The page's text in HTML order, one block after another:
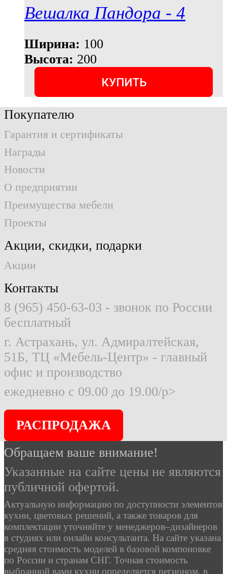
Вешалка Пандора - 4
Ширина: 100
Высота: 200
КУПИТЬ
Покупателю
Гарантия и сертификаты
Награды
Новости
О предприятии
Преимущества мебели
Проекты
Акции, скидки, подарки
Акции
Контакты
8 (965) 450-63-03 - звонок по России
бесплатный
г. Астрахань, ул. Адмиралтейская,
51Б, ТЦ «Мебель-Центр» - главный
офис и производство
ежедневно с 09.00 до 19.00/p>
РАСПРОДАЖА
Обращаем ваше внимание!
Указанные на сайте цены не являются
публичной офертой.
Актуальную информацию по доступности элементов
кухни, цветовых решений, а также товаров для
комплектации уточняйте у менеджеров–дизайнеров
в студиях или онлайн консультанта. На сайте указана
средняя стоимость моделей в базовой компоновке
по России и странам СНГ. Точная стоимость
выбранной вами кухни определяется регионом, в